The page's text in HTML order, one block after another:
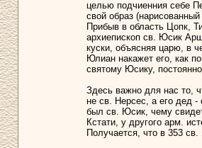
целью подчиенния себе
свой образ
Прибыв в область Цопк,
архиепископ св. Юсик
куски, объясняя царю, в
Юлиан накажет его, как
святому Юсику,
Здесь важно для нас то,
не св. Нерсес, а его дед
был св. Юсик, чему
Кстати, у другого арм.
Получается, что в 353